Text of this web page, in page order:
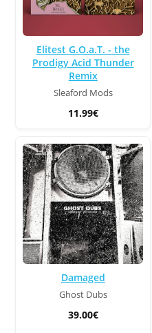
Elitest G.O.a.T. - the
Prodigy Acid Thunder
Remix
Sleaford Mods
11.99€
Damaged
Ghost Dubs
39.00€